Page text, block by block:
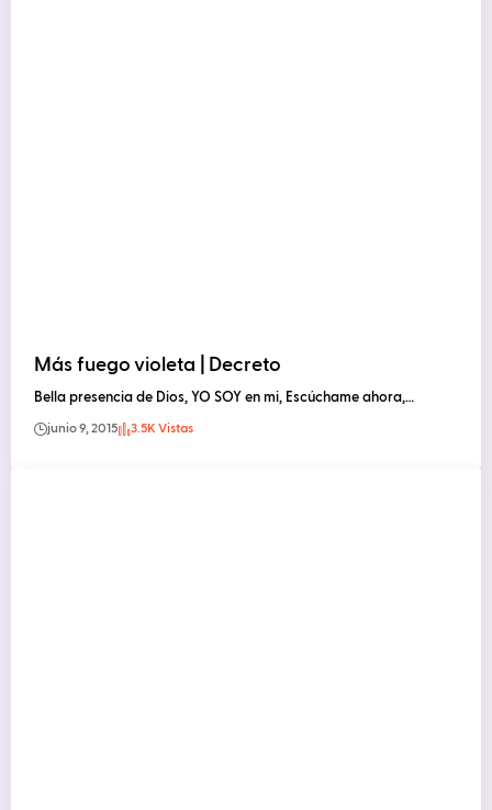
Más fuego violeta | Decreto
Bella presencia de Dios, YO SOY en mi, Escúchame ahora,…
junio 9, 2015 3.5K Vistas